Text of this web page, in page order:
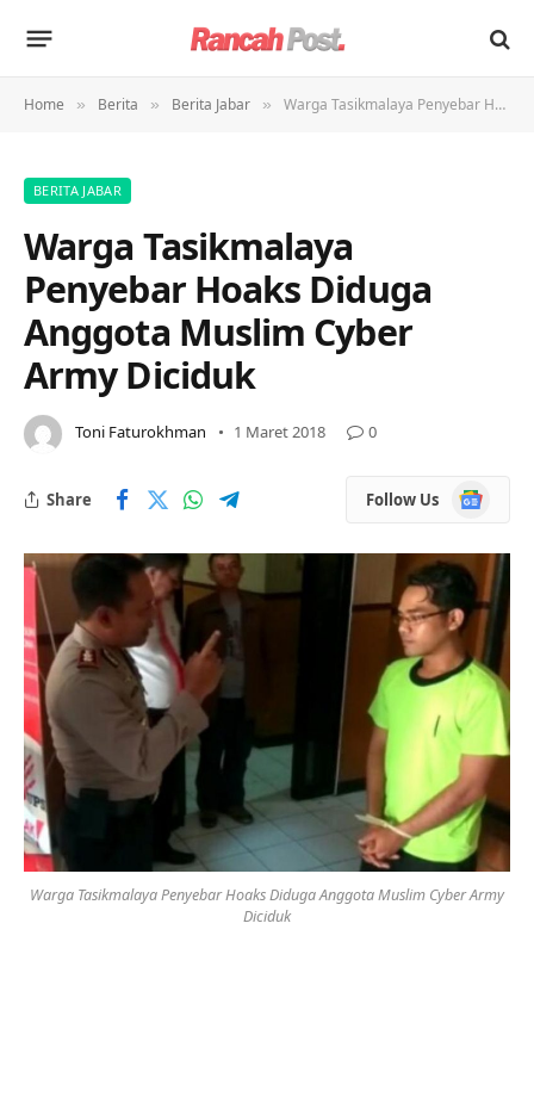
Home » Berita » Berita Jabar » Warga Tasikmalaya Penyebar Hoaks Diduga Anggota Muslim Cyber Army Diciduk
BERITA JABAR
Warga Tasikmalaya
Penyebar Hoaks Diduga
Anggota Muslim Cyber
Army Diciduk
Toni Faturokhman 1 Maret 2018 0
Share Follow Us
Google
News
Warga Tasikmalaya Penyebar Hoaks Diduga Anggota Muslim Cyber Army
Diciduk